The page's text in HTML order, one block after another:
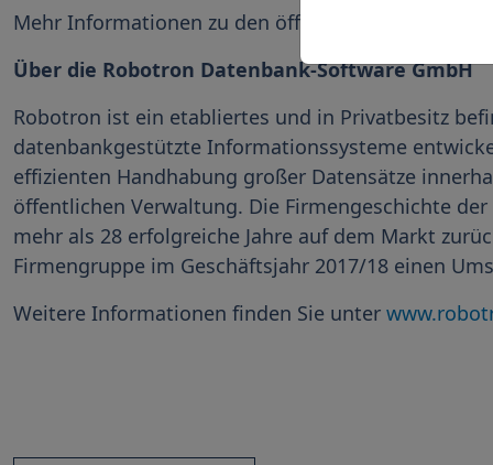
Mehr Informationen zu den öffentlichen
Über die Robotron Datenbank-Software GmbH
Robotron ist ein etabliertes und in Privatbesitz
datenbankgestützte Informationssysteme
effizienten Handhabung großer Datensätze
öffentlichen Verwaltung. Die Firmengeschichte
mehr als 28 erfolgreiche Jahre auf dem Markt
Firmengruppe im Geschäftsjahr 2017/18 einen
Weitere Informationen finden Sie unter